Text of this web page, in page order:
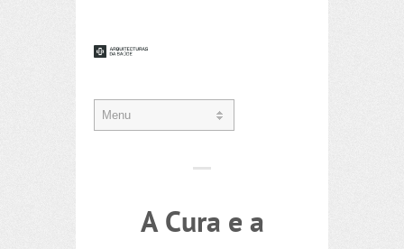
A Cura e a